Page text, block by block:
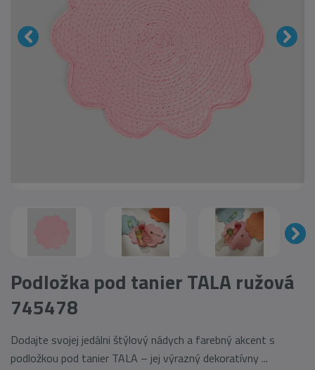
Podložka pod tanier TALA ružová
745478
Dodajte svojej jedálni štýlový nádych a farebný akcent s
podložkou pod tanier TALA – jej výrazný dekoratívny ...